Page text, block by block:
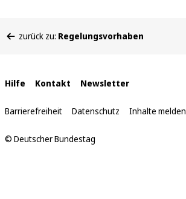
befinden
zurück zu: Regelungsvorhaben
Interne
Links
Hilfe Kontakt Newsletter
Barrierefreiheit Datenschutz Inhalte melden
© Deutscher Bundestag